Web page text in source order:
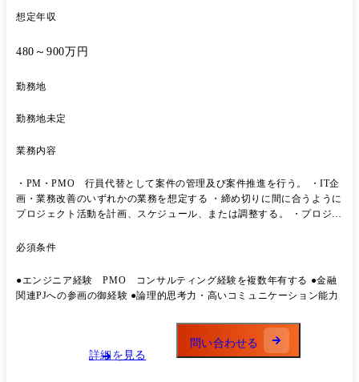
想定年収
480～900万円
勤務地
勤務地未定
業務内容
・PM・PMO 行員代替として案件の管理及び案件推進を行う。 ・IT企
画・業務改善のいずれかの業務を想定する ・締め切りに間に合うように
プロジェクト活動を計画、スケジュール、または調整する。 ・プロジェ
どのプロジェクトのニーズを特定する。 ・予算、スケジュール、範囲が
スタッフが負担したコストを監視し、予算上の問題を特定する。 ・初期
または追加のプロジェクト用人材・資材の必要性を確認する。 【プロジ
ーシステム運営に関わるプロジェクトマネジメント支援 ●某メガバンク
様/ITコンサルティング ・勘定系システムにおける構築・導入・移行プ
ロジェクト ●大手証券企業様/ITコンサルティング ・サイバーセキュリ
必須条件
●エンジニア経験 PMO コンサルティング経験を複数年有する ●金融
関連PJへの参画の御経験 ●論理的思考力・高いコミュニケーション能力
詳細を見る
問い合わせる